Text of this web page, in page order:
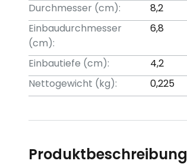
Durchmesser (cm):
8,2
Einbaudurchmesser
(cm):
6,8
Einbautiefe (cm):
4,2
Nettogewicht (kg):
0,225
Produktbeschreibung